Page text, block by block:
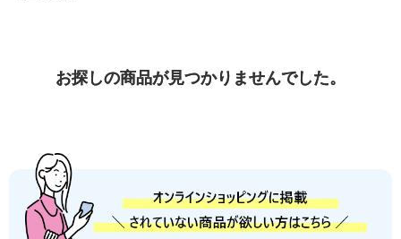
お探しの商品が見つかりませんでした。